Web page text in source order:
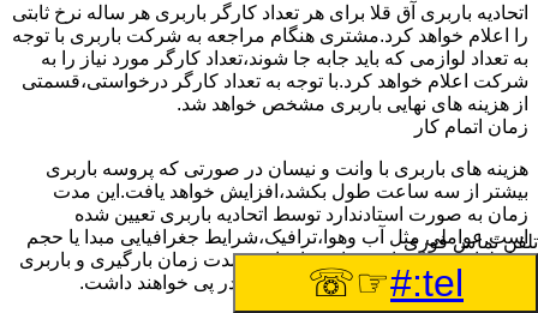
اتحادیه باربری آق قلا برای هر تعداد کارگر باربری هر ساله نرخ ثابتی
را اعلام خواهد کرد.مشتری هنگام مراجعه به شرکت باربری با توجه
به تعداد لوازمی که باید جابه جا شوند،تعداد کارگر مورد نیاز را به
شرکت اعلام خواهد کرد.با توجه به تعداد کارگر درخواستی،قسمتی
از هزینه های نهایی باربری مشخص خواهد شد.
زمان اتمام کار
هزینه های باربری با وانت و نیسان در صورتی که پروسه باربری
بیشتر از سه ساعت طول بکشد،افزایش خواهد یافت.این مدت
زمان به صورت استادندارد توسط اتحادیه باربری تعیین شده
است.عواملی مثل آب وهوا،ترافیک،شرایط جغرافیایی مبدا یا حجم
زیاد لوازم ممکن است باعث افزایش مدت زمان بارگیری و باربری
شوند که افزایش هزینه های باربری را در پی خواهند داشت.
تعداد طبقات ساختمان مبدا و مقصد
تلفن تماس فوری
tel:#
☞☏